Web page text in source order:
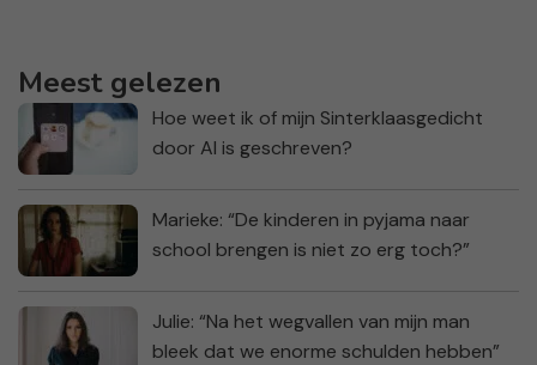
Meest gelezen
Hoe weet ik of mijn Sinterklaasgedicht
door AI is geschreven?
Marieke: “De kinderen in pyjama naar
school brengen is niet zo erg toch?”
Julie: “Na het wegvallen van mijn man
bleek dat we enorme schulden hebben”